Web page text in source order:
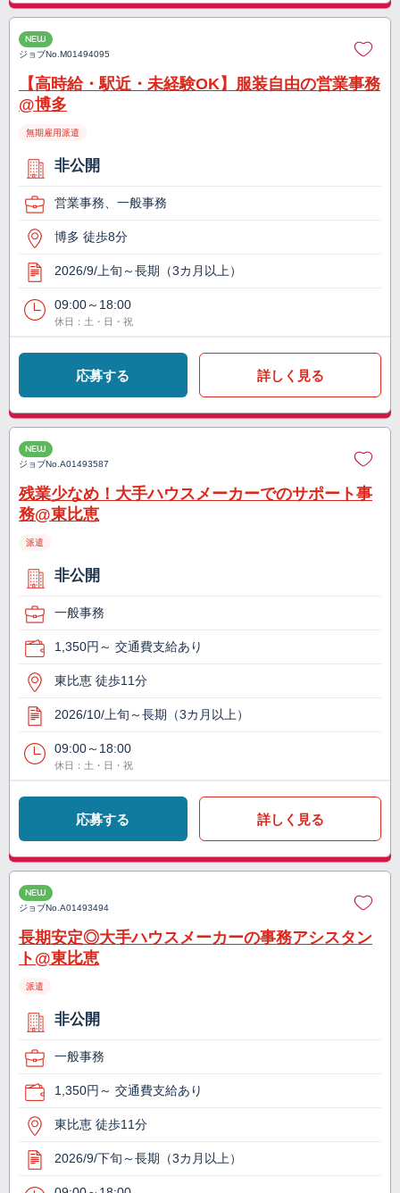
NEW
ジョブNo.M01494095
【高時給・駅近・未経験OK】服装自由の営業事務
@博多
無期雇用派遣
非公開
営業事務、一般事務
博多 徒歩8分
2026/9/上旬～長期（3カ月以上）
09:00～18:00
休日：土・日・祝
応募する 詳しく見る
NEW
ジョブNo.A01493587
残業少なめ！大手ハウスメーカーでのサポート事
務@東比恵
派遣
非公開
一般事務
1,350円～ 交通費支給あり
東比恵 徒歩11分
2026/10/上旬～長期（3カ月以上）
09:00～18:00
休日：土・日・祝
応募する 詳しく見る
NEW
ジョブNo.A01493494
長期安定◎大手ハウスメーカーの事務アシスタン
ト@東比恵
派遣
非公開
一般事務
1,350円～ 交通費支給あり
東比恵 徒歩11分
2026/9/下旬～長期（3カ月以上）